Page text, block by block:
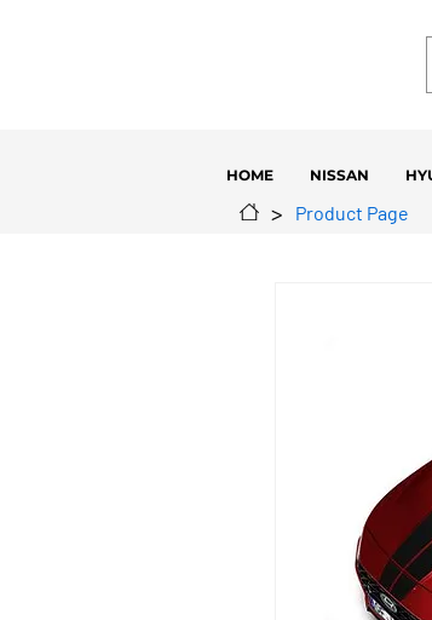
> Product Page
HOME NISSAN